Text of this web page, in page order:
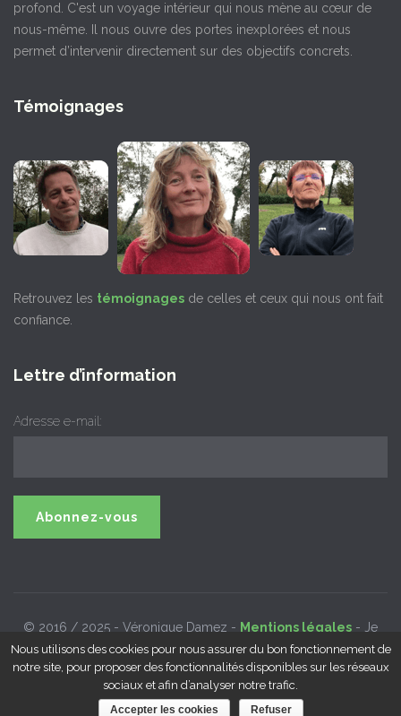
profond. C'est un voyage intérieur qui nous mène au cœur de
nous-même. Il nous ouvre des portes inexplorées et nous
permet d’intervenir directement sur des objectifs concrets.
Témoignages
Retrouvez les témoignages de celles et ceux qui nous ont fait
confiance.
Lettre d’information
Adresse e-mail:
© 2016 / 2025 - Véronique Damez - Mentions légales - Je
suis inscrite auSyndicat National des Hypnothérapeutes-
Modifier mes préférences de cookies
Nous utilisons des cookies pour nous assurer du bon fonctionnement de
notre site, pour proposer des fonctionnalités disponibles sur les réseaux
sociaux et afin d’analyser notre trafic.
Accepter les cookies Refuser